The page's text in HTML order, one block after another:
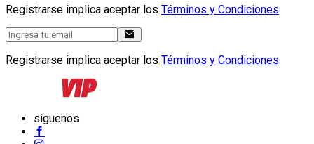
Registrarse implica aceptar los Términos y Condiciones
Registrarse implica aceptar los Términos y Condiciones
síguenos